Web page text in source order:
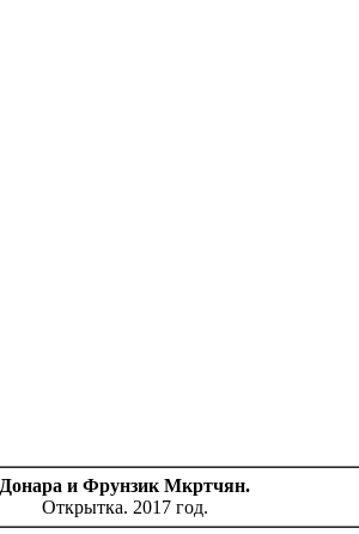
Донара и Фрунзик Мкртчян.
Открытка. 2017 год.